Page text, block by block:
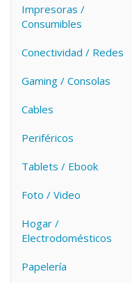
Impresoras /
Consumibles
Conectividad / Redes
Gaming / Consolas
Cables
Periféricos
Tablets / Ebook
Foto / Video
Hogar /
Electrodomésticos
Papelería